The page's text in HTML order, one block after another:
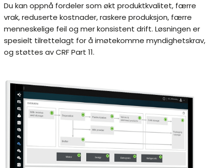
Du kan oppnå fordeler som økt produktkvalitet, færre
vrak, reduserte kostnader, raskere produksjon, færre
menneskelige feil og mer konsistent drift. Løsningen er
spesielt tilrettelagt for å imøtekomme myndighetskrav,
og støttes av CRF Part 11.